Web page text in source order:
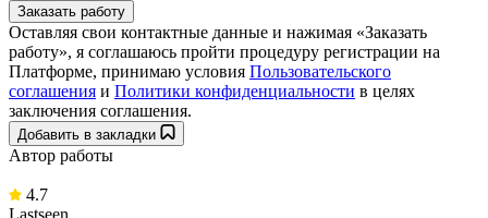
Заказать работу
Оставляя свои контактные данные и нажимая «Заказать
работу», я соглашаюсь пройти процедуру регистрации на
Платформе, принимаю условия Пользовательского
соглашения и Политики конфиденциальности в целях
заключения соглашения.
Добавить в закладки
Автор работы
4.7
Lastseen